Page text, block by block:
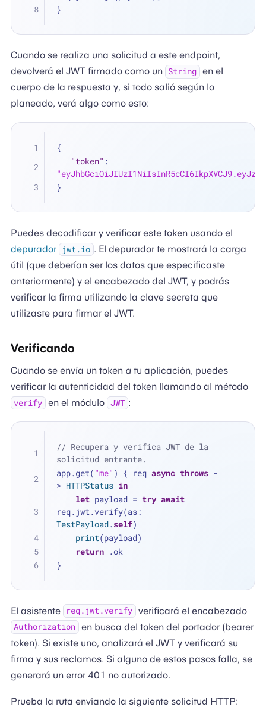
}
Cuando se realiza una solicitud a este endpoint,
devolverá el JWT firmado como un String en el
cuerpo de la respuesta y, si todo salió según lo
planeado, verá algo como esto:
{
"token" :
}
Puedes decodificar y verificar este token usando el
depurador
jwt.io . El depurador te mostrará la carga
útil (que deberían ser los datos que especificaste
anteriormente) y el encabezado del JWT, y podrás
verificar la firma utilizando la clave secreta que
utilizaste para firmar el JWT.
Verificando
Cuando se envía un token atu aplicación, puedes
verificar la autenticidad del token llamando al método
verify en el módulo JWT :
// Recupera y verifica JWT de la
solicitud entrante.
app.get( "me" ) { req async throws -
> HTTPStatus in
let payload = try await
TestPayload.self)
print(payload)
return .ok
}
El asistente req.jwt.verify verificará el encabezado
Authorization en busca del token del portador (bearer
token). Si existe uno, analizará el JWT y verificará su
firma y sus reclamos. Si alguno de estos pasos falla, se
generará un error 401 no autorizado.
Prueba la ruta enviando la siguiente solicitud HTTP: